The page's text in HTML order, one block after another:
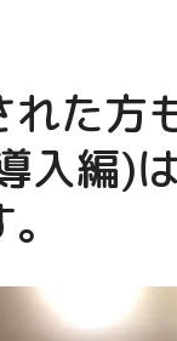
た方
入編)